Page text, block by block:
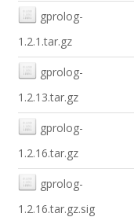
gprolog-
1.2.1.tar.gz
gprolog-
1.2.13.tar.gz
gprolog-
1.2.16.tar.gz
gprolog-
1.2.16.tar.gz.sig